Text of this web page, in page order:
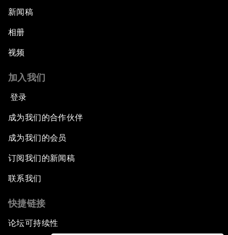
新闻稿
相册
视频
加入我们
登录
成为我们的合作伙伴
成为我们的会员
订阅我们的新闻稿
联系我们
快捷链接
论坛可持续性